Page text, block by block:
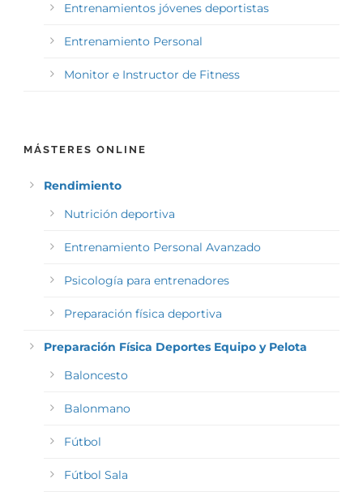
Entrenamientos jóvenes deportistas
Entrenamiento Personal
Monitor e Instructor de Fitness
MÁSTERES ONLINE
Rendimiento
Nutrición deportiva
Entrenamiento Personal Avanzado
Psicología para entrenadores
Preparación física deportiva
Preparación Física Deportes Equipo y Pelota
Baloncesto
Balonmano
Fútbol
Fútbol Sala